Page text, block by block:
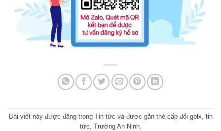
Bài viết này được đăng trong Tin tức và được gắn thẻ cấp đổi gplx, tin
tức, Trường An Ninh.